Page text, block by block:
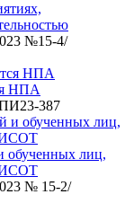
№15-4/
НПА
387
обученных лиц,
№ 15-2/